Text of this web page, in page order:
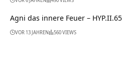
Agni das innere Feuer – HYP.II.65
VOR 13 JAHREN 560 VIEWS